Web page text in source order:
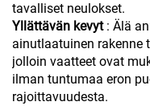
tavalliset neulokset.
Yllättävän kevyt : Älä
ainutlaatuinen rakenne
jolloin vaatteet ovat
ilman tuntumaa eron
rajoittavuudesta.